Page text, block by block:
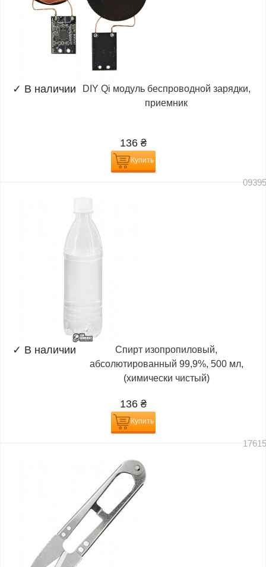
✓ В наличии
DIY Qi модуль беспроводной зарядки,
приемник
136 ₴
Купить
✓ В наличии
Спирт изопропиловый,
абсолютированный 99,9%, 500 мл,
(химически чистый)
136 ₴
Купить